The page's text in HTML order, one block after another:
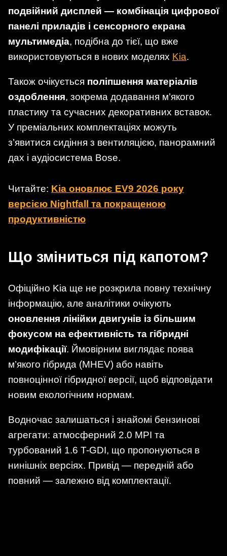
подвійний дисплей — комбінація цифрової
панелі приладів і сенсорного екрана
мультимедіа, подібна до тієї, що вже
використовуються в нових моделях Kia.
Також очікується поліпшення матеріалів
оздоблення, зокрема додавання м’якого
пластику та сучасних декоративних вставок.
У преміальних комплектаціях можуть
з’явитися сидіння з вентиляцією, панорамний
дах і аудіосистема Bose.
Читайте: Kia оновлює EV9 2026 року
версією Nightfall та покращеною
продуктивністю
Що зміниться під капотом?
Офіційно Kia ще не розкрила повну технічну
інформацію, але аналітики очікують
оновлення лінійки двигунів із більшим
фокусом на ефективність та гібридні
модифікації. Ймовірним виглядає поява
м’якого гібрида (MHEV) або навіть
повноцінної гібридної версії, щоб відповідати
новим екологічним нормам.
Водночас залишаться і знайомі бензинові
агрегати: атмосферний 2.0 MPI та
турбований 1.6 T-GDI, що пропонуються в
нинішніх версіях. Привід — передній або
повний — залежно від комплектації.